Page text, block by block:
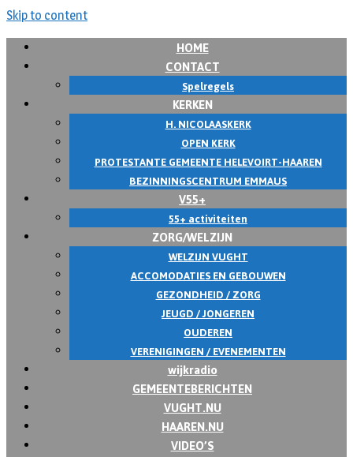
Skip to content
HOME
CONTACT
Spelregels
KERKEN
H. NICOLAASKERK
OPEN KERK
PROTESTANTE GEMEENTE HELEVOIRT-HAAREN
BEZINNINGSCENTRUM EMMAUS
V55+
55+ activiteiten
ZORG/WELZIJN
WELZIJN VUGHT
ACCOMODATIES EN GEBOUWEN
GEZONDHEID / ZORG
JEUGD / JONGEREN
OUDEREN
VERENIGINGEN / EVENEMENTEN
wijkradio
GEMEENTEBERICHTEN
VUGHT.NU
HAAREN.NU
VIDEO’S